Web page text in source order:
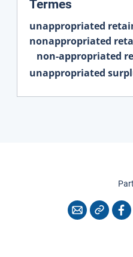
Termes
unappropriated
nonappropriated
non-appropriated
unappropriated
CourrielCopier